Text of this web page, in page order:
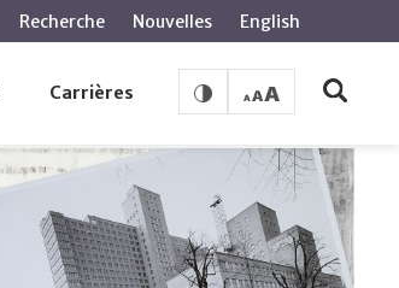
Carrières
Recherche Nouvelles English